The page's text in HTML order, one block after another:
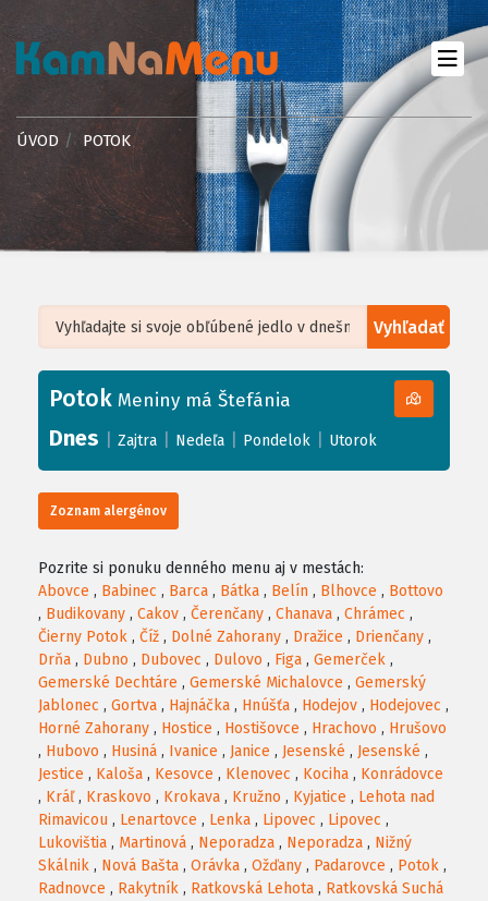
ÚVOD POTOK
Vyhľadať
+
−
Leaflet| ©OpenStreetMap, Tiles courtesy ofHumanitarian OpenStreetMap
Potok Meniny má Štefánia
Dnes Zajtra Nedeľa Pondelok Utorok
Zoznam alergénov
Pozrite si ponuku denného menu aj v mestách:
Abovce , Babinec , Barca , Bátka , Belín , Blhovce , Bottovo
, Budikovany , Cakov , Čerenčany , Chanava , Chrámec ,
Čierny Potok , Číž , Dolné Zahorany , Dražice , Drienčany ,
Drňa , Dubno , Dubovec , Dulovo , Figa , Gemerček ,
Gemerské Dechtáre , Gemerské Michalovce , Gemerský
Jablonec , Gortva , Hajnáčka , Hnúšťa , Hodejov , Hodejovec ,
Horné Zahorany , Hostice , Hostišovce , Hrachovo , Hrušovo
, Hubovo , Husiná , Ivanice , Janice , Jesenské , Jesenské ,
Jestice , Kaloša , Kesovce , Klenovec , Kociha , Konrádovce
, Kráľ, Kraskovo , Krokava , Kružno , Kyjatice , Lehota nad
Rimavicou , Lenartovce , Lenka , Lipovec , Lipovec ,
Lukovištia , Martinová , Neporadza , Neporadza , Nižný
Skálnik , Nová Bašta , Orávka , Ožďany , Padarovce , Potok ,
Radnovce , Rakytník , Ratkovská Lehota , Ratkovská Suchá